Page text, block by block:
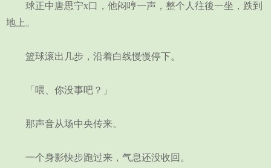
球正中唐思宁x口，他闷哼一声，整个人往後一坐，跌到
地上。
篮球滚出几步，沿着白线慢慢停下。
「喂、你没事吧？」
那声音从场中央传来。
一个身影快步跑过来，气息还没收回。